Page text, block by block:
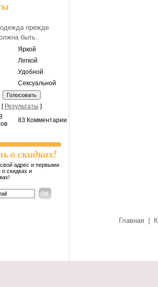
прежде
быть..
Яркой
Легкой
Удобной
Сексуальной
[ Результаты ]
83 Комментарии
о скидках!
адрес и первыми
о скидках и
Главная